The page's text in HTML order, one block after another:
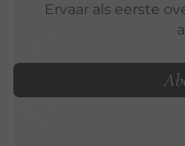
Ervaar als eerste